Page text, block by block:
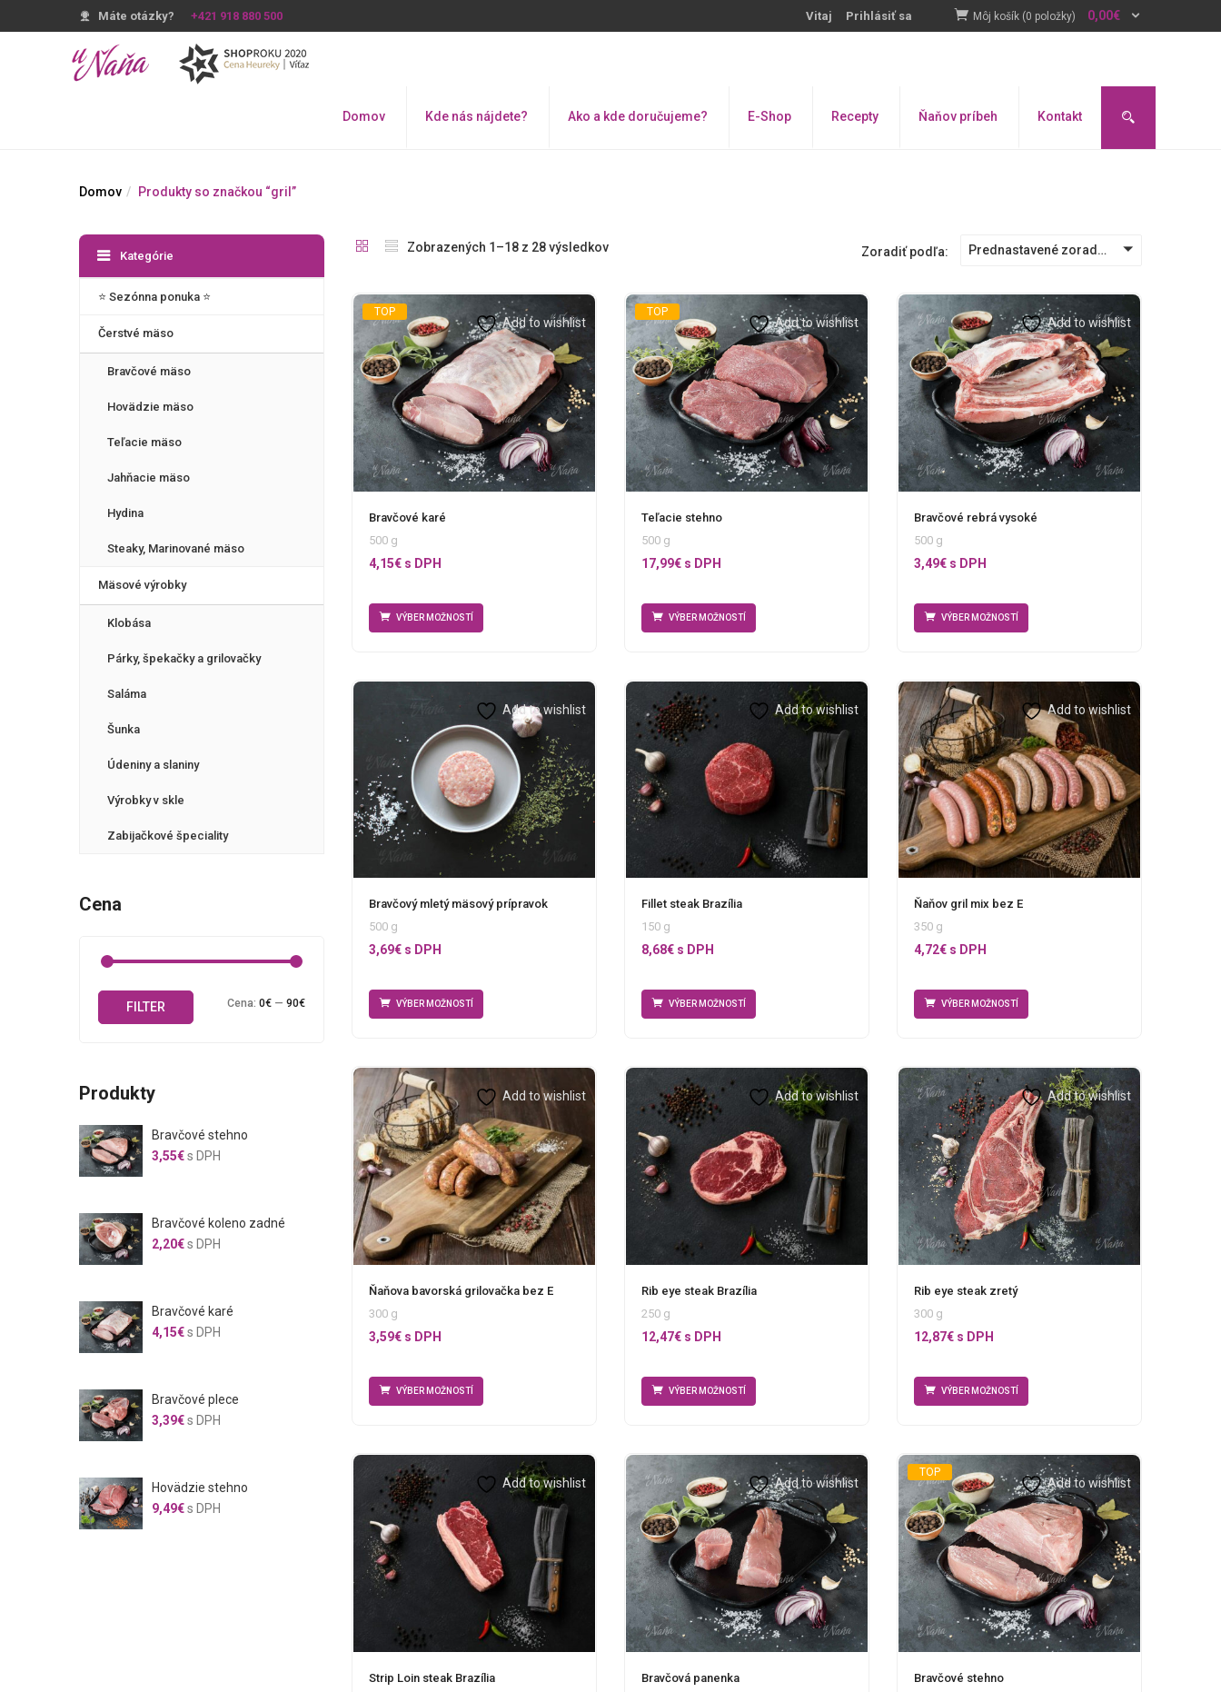
Máte otázky? +421 918 880 500 Vitaj Prihlásiť sa Môj košík (0 položky) 0,00€
Domov Kde nás nájdete? Ako a kde doručujeme? E-Shop Recepty Ňaňov príbeh Kontakt
Domov Produkty so značkou “gril”
Zobrazených 1–18 z 28 výsledkov Zoradiť podľa: Prednastavené zoradenie
TOP
Add to wishlist
Bravčové karé
500 g
4,15€ s DPH
VÝBER MOŽNOSTÍ
TOP
Add to wishlist
Teľacie stehno
500 g
17,99€s DPH
VÝBER MOŽNOSTÍ
Add to wishlist
Bravčové rebrá vysoké
500 g
3,49€s DPH
VÝBER MOŽNOSTÍ
Add to wishlist
Bravčový mletý mäsový prípravok
500 g
3,69€ s DPH
VÝBER MOŽNOSTÍ
Add to wishlist
Fillet steak Brazília
150 g
8,68€s DPH
VÝBER MOŽNOSTÍ
Add to wishlist
Ňaňov gril mix bez E
350 g
4,72€s DPH
VÝBER MOŽNOSTÍ
Add to wishlist
Ňaňova bavorská grilovačka bez E
300 g
3,59€ s DPH
VÝBER MOŽNOSTÍ
Add to wishlist
Rib eye steak Brazília
250 g
12,47€s DPH
VÝBER MOŽNOSTÍ
Add to wishlist
Rib eye steak zretý
300 g
12,87€s DPH
VÝBER MOŽNOSTÍ
Add to wishlist
Strip Loin steak Brazília
Add to wishlist
Bravčová panenka
TOP
Add to wishlist
Bravčové stehno
Kategórie
⭐️ Sezónna ponuka ⭐️
Čerstvé mäso
Bravčové mäso
Hovädzie mäso
Teľacie mäso
Jahňacie mäso
Hydina
Steaky, Marinované mäso
Mäsové výrobky
Klobása
Párky, špekačky a grilovačky
Saláma
Šunka
Údeniny a slaniny
Výrobky v skle
Zabijačkové špeciality
Cena
Minimálna
Maximálna
FILTER Cena: 0€ — 90€
Produkty
Bravčové stehno
3,55€s DPH
Bravčové koleno zadné
2,20€s DPH
Bravčové karé
4,15€s DPH
Bravčové plece
3,39€s DPH
Hovädzie stehno
9,49€s DPH